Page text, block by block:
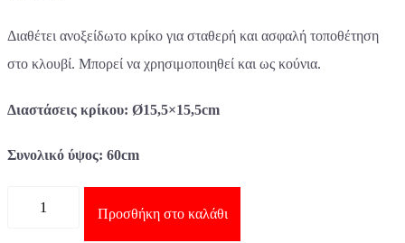
Διαθέτει ανοξείδωτο κρίκο για σταθερή και ασφαλή τοποθέτηση
στο κλουβί. Μπορεί να χρησιμοποιηθεί και ως κούνια.
Διαστάσεις κρίκου: Ø15,5×15,5cm
Συνολικό ύψος: 60cm
Ποσότητα
Προσθήκη στο καλάθι